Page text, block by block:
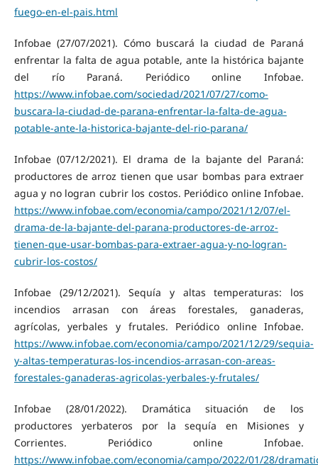
fuego-en-el-pais.html
Infobae (27/07/2021). Cómo buscará la ciudad de Paraná
enfrentar la falta de agua potable, ante la histórica bajante
del río Paraná. Periódico online Infobae.
https://www.infobae.com/sociedad/2021/07/27/como-
buscara-la-ciudad-de-parana-enfrentar-la-falta-de-agua-
potable-ante-la-historica-bajante-del-rio-parana/
Infobae (07/12/2021). El drama de la bajante del Paraná:
productores de arroz tienen que usar bombas para extraer
agua y no logran cubrir los costos. Periódico online Infobae.
https://www.infobae.com/economia/campo/2021/12/07/el-
drama-de-la-bajante-del-parana-productores-de-arroz-
tienen-que-usar-bombas-para-extraer-agua-y-no-logran-
cubrir-los-costos/
Infobae (29/12/2021). Sequía y altas temperaturas: los
incendios arrasan con áreas forestales, ganaderas,
agrícolas, yerbales y frutales. Periódico online Infobae.
https://www.infobae.com/economia/campo/2021/12/29/sequia-
y-altas-temperaturas-los-incendios-arrasan-con-areas-
forestales-ganaderas-agricolas-yerbales-y-frutales/
Infobae (28/01/2022). Dramática situación de los
productores yerbateros por la sequía en Misiones y
Corrientes. Periódico online Infobae.
https://www.infobae.com/economia/campo/2022/01/28/